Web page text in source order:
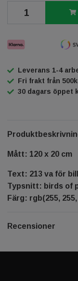
Leverans 1-4
Fri frakt från
30 dagars öppet
Mått: 120 x 20 cm
Text: 213 va för
Typsnitt: birds of
Färg: rgb(255, 255,
Recensioner